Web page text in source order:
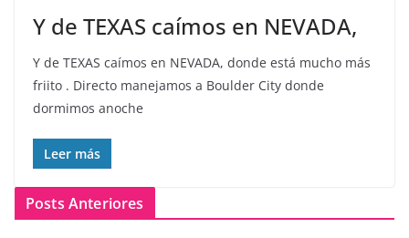
Y de TEXAS caímos en NEVADA,
Y de TEXAS caímos en NEVADA, donde está mucho más
friito . Directo manejamos a Boulder City donde
dormimos anoche
Leer más
Posts Anteriores